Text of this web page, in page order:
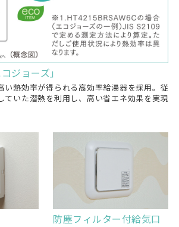
ジョーズ」
い熱効率が得られる高効率給湯器を採用。従
ていた潜熱を利用し、高い省エネ効果を実現
防塵フィルター付給気口